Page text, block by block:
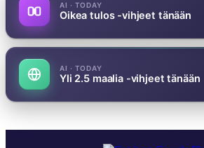
AI · TODAY
Oikea tulos -vihjeet tänään
AI · TODAY
Yli 2.5 maalia -vihjeet tänään